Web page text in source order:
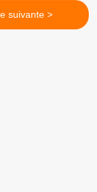
suivante >